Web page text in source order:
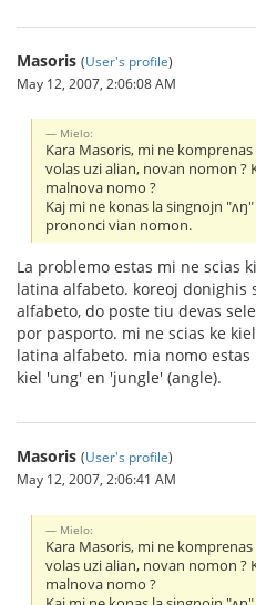
Masoris (User's profile)
May 12, 2007, 2:06:08 AM
Mielo:
Kara Masoris, mi ne
volas uzi alian, novan nomon ?
malnova nomo ?
Kaj mi ne konas la singnojn
prononci vian nomon.
La problemo estas mi ne scias
latina alfabeto. koreoj donighis
alfabeto, do poste tiu devas
por pasporto. mi ne scias ke
latina alfabeto. mia nomo
kiel 'ung' en 'jungle' (angle).
Masoris (User's profile)
May 12, 2007, 2:06:41 AM
Mielo:
Kara Masoris, mi ne
volas uzi alian, novan nomon ?
malnova nomo ?